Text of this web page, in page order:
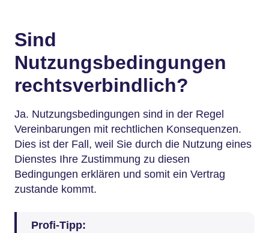
Sind
Nutzungsbedingungen
rechtsverbindlich?
Ja. Nutzungsbedingungen sind in der Regel
Vereinbarungen mit rechtlichen Konsequenzen.
Dies ist der Fall, weil Sie durch die Nutzung eines
Dienstes Ihre Zustimmung zu diesen
Bedingungen erklären und somit ein Vertrag
zustande kommt.
Profi-Tipp: